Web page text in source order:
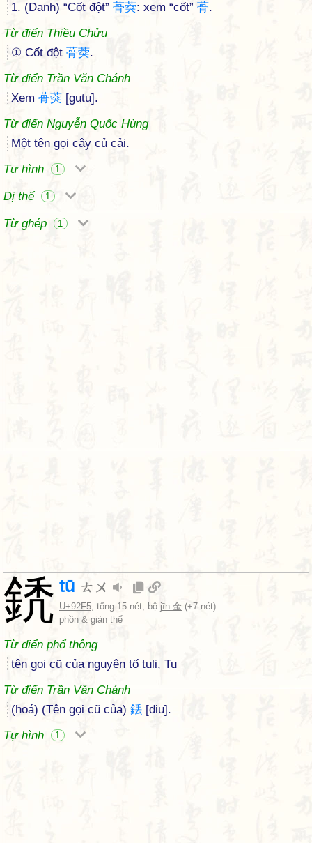
1. (Danh) “Cốt đột” 蓇葖: xem “cốt” 蓇.
Từ điển Thiều Chửu
① Cốt đột 蓇葖.
Từ điển Trần Văn Chánh
Xem 蓇葖 [gutu].
Từ điển Nguyễn Quốc Hùng
Một tên gọi cây củ cải.
Tự hình
1
Dị thể 1
Từ ghép 1
鋵 tū ㄊㄨ
U+92F5, tổng 15 nét, bộ jīn 金 (+7 nét)
phồn & giản thể
Từ điển phổ thông
tên gọi cũ của nguyên tố tuli, Tu
Từ điển Trần Văn Chánh
(hoá) (Tên gọi cũ của) 銩 [diu].
Tự hình
1